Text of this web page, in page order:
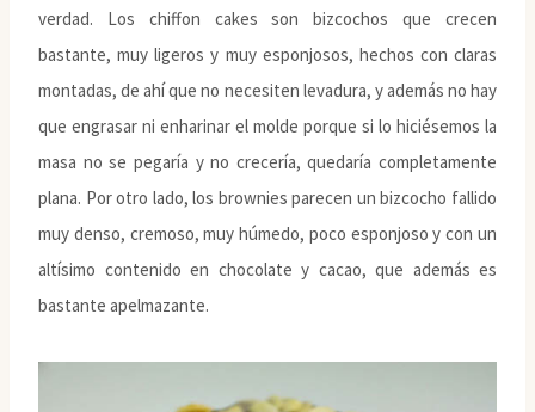
verdad. Los chiffon cakes son bizcochos que crecen
bastante, muy ligeros y muy esponjosos, hechos con claras
montadas, de ahí que no necesiten levadura, y además no hay
que engrasar ni enharinar el molde porque si lo hiciésemos la
masa no se pegaría y no crecería, quedaría completamente
plana. Por otro lado, los brownies parecen un bizcocho fallido
muy denso, cremoso, muy húmedo, poco esponjoso y con un
altísimo contenido en chocolate y cacao, que además es
bastante apelmazante.